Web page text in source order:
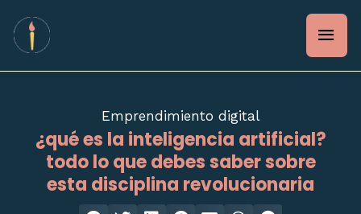
Emprendimiento digital
¿qué es la inteligencia artificial?
todo lo que debes saber sobre
esta disciplina revolucionaria